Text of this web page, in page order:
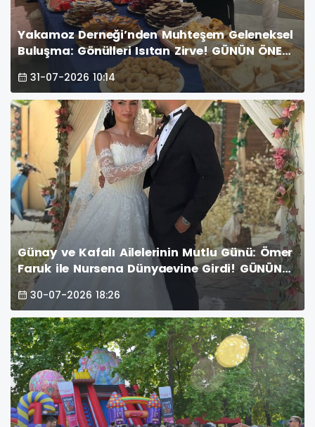
Yakamoz Derneği’nden Muhteşem Geleneksel
Buluşma: Gönülleri Isıtan Zirve! GÜNÜN ÖNE
ÇIKAN FOTOĞRAF KARELERİ
31-07-2026 10:14
Günay ve Kafalı Ailelerinin Mutlu Günü: Ömer
Faruk ile Nursena Dünyaevine Girdi! GÜNÜN
ÖNE ÇIKAN FOTOĞRAF KARELERİ
30-07-2026 18:26